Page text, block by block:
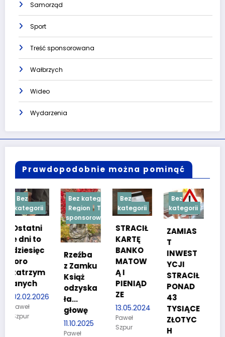
Samorząd
Sport
Treść sponsorowana
Wałbrzych
Wideo
Wydarzenia
Prawdopodobnie można pominąć
Bez kategorii
Region
Treść
sponsorowana
Rzeźba
z Zamku
Książ
odzyska
ła…
głowę
Bez
kategorii
STRACIŁ
KARTĘ
BANKO
MATOW
Ą I
PIENIĄD
ZE
13.05.2024
Szpur
Bez
kategorii
ZAMIAS
T
INWEST
YCJI
PONAD
TYSIĄCE
ZŁOTYC
H
Bez
kategorii
TESTY
NOŚCIO
WE DLA
KANDYD
ATÓW
DO
POLICJI
27.03.2024